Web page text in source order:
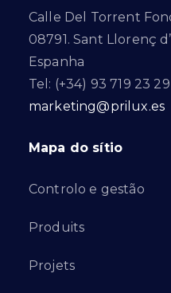
Calle Del Torrent
08791. Sant Llorenç
Espanha
Tel: (+34) 93 719 23 29
marketing@prilux.es
Mapa do sítio
Controlo e gestão
Produits
Projets